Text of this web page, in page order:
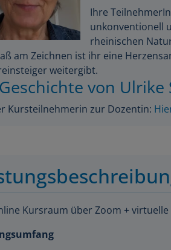
Ihre
unkonventionell
rheinischen
am Zeichnen ist ihr eine
weitergibt.
von Ulrike
Kursteilnehmerin zur Dozentin:
Kursraum über Zoom +